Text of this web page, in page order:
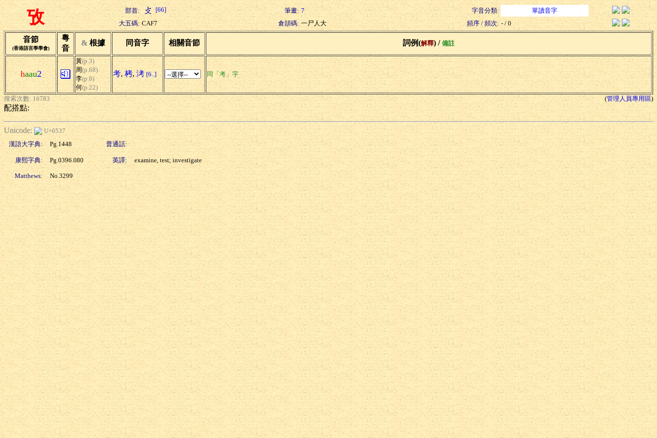
攷 部首: [66] 筆畫: 7 字音分類:
單讀音字
大五碼: CAF7 倉頡碼: 一尸人大 頻序 / 頻次: - / 0
音節
(香港語言學學會)
粵
音
& 根據 同音字 相關音節 詞例(解釋) / 備註
haau2
黃(p.3)
周(p.68)
李(p.8)
何(p.22)
考, 栲, 洘 [6..] 同「考」字
搜索次數: 16783 (管理人員專用區)
配搭點:
Unicode:
U+6537
漢語大字典:
Pg.1448 普通話:
康熙字典: Pg.0396.080 英譯: examine, test; investigate
Matthews: No.3299